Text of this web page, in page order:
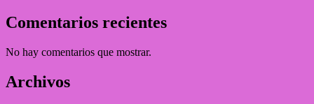
Comentarios recientes
No hay comentarios que mostrar.
Archivos